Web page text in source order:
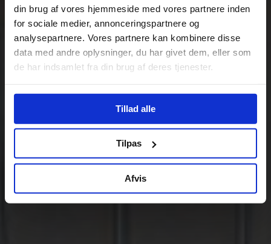
din brug af vores hjemmeside med vores partnere inden
for sociale medier, annonceringspartnere og
analysepartnere. Vores partnere kan kombinere disse
data med andre oplysninger, du har givet dem, eller som
de har indsamlet fra din brug af deres tjenester.
Tillad alle
Tilpas
Afvis